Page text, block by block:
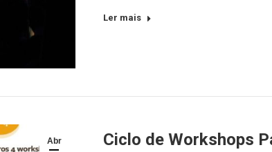
Ler mais
Abr
Ciclo de Workshops